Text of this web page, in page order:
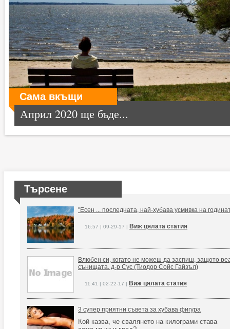
Сама вкъщи
Април 2020 ще бъде...
Търсене
"Есен ... последната, най-хубава усмивка на
16:57 | 09-29-17 | Виж цялата статия
Влюбен си, когато не можеш да заспиш, защото
сънищата. д-р Сус (Тиодор Сойс Гайзъл)
11:41 | 02-22-17 | Виж цялата статия
3 супер приятни съвета за хубава фигура
Кой казва, че свалянето на килограми става